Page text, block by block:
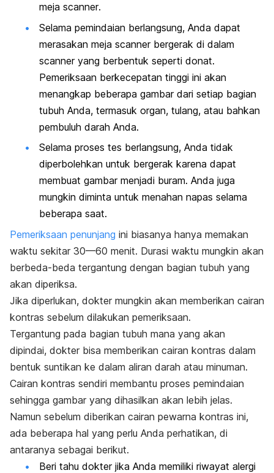
meja scanner.
Selama pemindaian berlangsung, Anda dapat
merasakan meja scannerbergerak di dalam
scanneryang berbentuk seperti donat.
Pemeriksaan berkecepatan tinggi ini akan
menangkap beberapa gambar dari setiap bagian
tubuh Anda, termasuk organ, tulang, atau bahkan
pembuluh darah Anda.
Selama proses tes berlangsung, Anda tidak
diperbolehkan untuk bergerak karena dapat
membuat gambar menjadi buram. Anda juga
mungkin diminta untuk menahan napas selama
beberapa saat.
Pemeriksaan penunjang ini biasanya hanya memakan
waktu sekitar 30—60 menit. Durasi waktu mungkin akan
berbeda-beda tergantung dengan bagian tubuh yang
akan diperiksa.
Jika diperlukan, dokter mungkin akan memberikan cairan
kontras sebelum dilakukan pemeriksaan.
Tergantung pada bagian tubuh mana yang akan
dipindai, dokter bisa memberikan cairan kontras dalam
bentuk suntikan ke dalam aliran darah atau minuman.
Cairan kontras sendiri membantu proses pemindaian
sehingga gambar yang dihasilkan akan lebih jelas.
Namun sebelum diberikan cairan pewarna kontras ini,
ada beberapa hal yang perlu Anda perhatikan, di
antaranya sebagai berikut.
Beri tahu dokter jika Anda memiliki riwayat alergi